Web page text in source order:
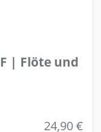
| Flöte und
24,90 €